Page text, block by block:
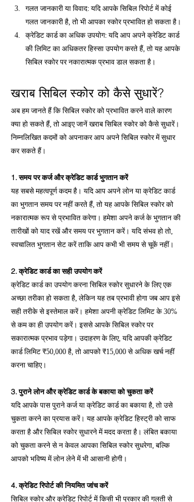
गलत जानकारी या विवाद: यदि आपके सिबिल रिपोर्ट में कोई
गलत जानकारी है, तो भी आपका स्कोर प्रभावित हो सकता है।
क्रेडिट कार्ड का अधिक उपयोग: यदि आप अपने क्रेडिट कार्ड
की लिमिट का अधिकतर हिस्सा उपयोग करते हैं, तो यह आपके
सिबिल स्कोर पर नकारात्मक प्रभाव डाल सकता है।
खराब सिबिल स्कोर को कैसे सुधारें?
अब हम जानते हैं कि सिबिल स्कोर को प्रभावित करने वाले कारण
क्या हो सकते हैं, तो आइए जानें खराब सिबिल स्कोर को कैसे सुधारें।
निम्नलिखित कदमों को अपनाकर आप अपने सिबिल स्कोर में सुधार
कर सकते हैं।
1. समय पर कर्ज और क्रेडिट कार्ड भुगतान करें
यह सबसे महत्वपूर्ण कदम है। यदि आप अपने लोन या क्रेडिट कार्ड
का भुगतान समय पर नहीं करते हैं, तो यह आपके सिबिल स्कोर को
नकारात्मक रूप से प्रभावित करेगा। हमेशा अपने कर्ज के भुगतान की
तारीखों को याद रखें और समय पर भुगतान करें। यदि संभव हो तो,
स्वचालित भुगतान सेट करें ताकि आप कभी भी समय से चूकें नहीं।
2. क्रेडिट कार्ड का सही उपयोग करें
क्रेडिट कार्ड का उपयोग करना सिबिल स्कोर सुधारने के लिए एक
अच्छा तरीका हो सकता है, लेकिन यह तब प्रभावी होगा जब आप इसे
सही तरीके से इस्तेमाल करें। हमेशा अपनी क्रेडिट लिमिट के 30%
से कम का ही उपयोग करें। इससे आपके सिबिल स्कोर पर
सकारात्मक प्रभाव पड़ेगा। उदाहरण के लिए, यदि आपकी क्रेडिट
कार्ड लिमिट ₹50,000 है, तो आपको ₹15,000 से अधिक खर्च नहीं
करना चाहिए।
3. पुराने लोन और क्रेडिट कार्ड के बकाया को चुकता करें
यदि आपके पास पुराने कर्ज या क्रेडिट कार्ड का बकाया है, तो उसे
चुकता करने का प्रयास करें। यह आपके क्रेडिट हिस्ट्री को साफ
करता है और सिबिल स्कोर सुधारने में मदद करता है। लंबित बकाया
को चुकता करने से न केवल आपका सिबिल स्कोर सुधरेगा, बल्कि
आपको भविष्य में लोन लेने में भी आसानी होगी।
4. क्रेडिट रिपोर्ट की नियमित जांच करें
सिबिल स्कोर और क्रेडिट रिपोर्ट में किसी भी प्रकार की गलती से